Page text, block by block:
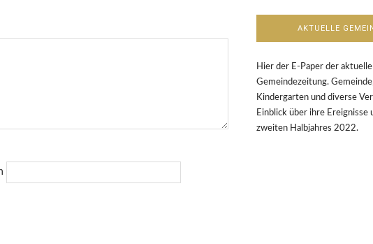
AKTUELLE
Hier der E-Paper der
Gemeindezeitung.
Kindergarten und diverse
Einblick über ihre Ereignisse
zweiten Halbjahres 2022.